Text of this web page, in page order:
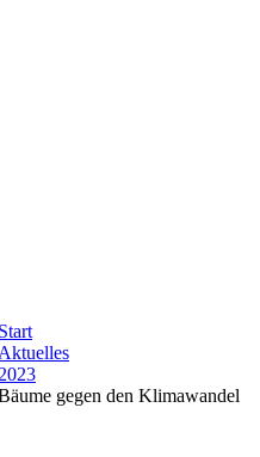
Start
Aktuelles
2023
gegen den Klimawandel